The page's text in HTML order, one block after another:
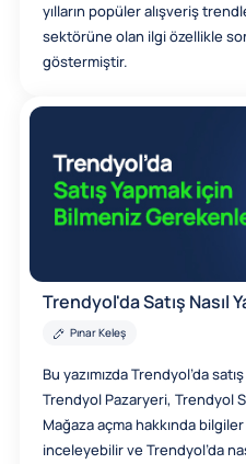
yılların popüler alışveriş
sektörüne olan ilgi özellikle
göstermiştir.
Trendyol'da Satış Nasıl
Pınar Keleş
Bu yazımızda Trendyol’da
Trendyol Pazaryeri, Trendyol
Mağaza açma hakkında
inceleyebilir ve Trendyol’da